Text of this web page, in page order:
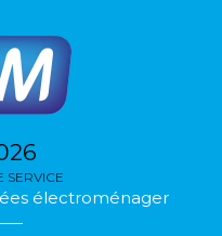
SERVICE
électroménager